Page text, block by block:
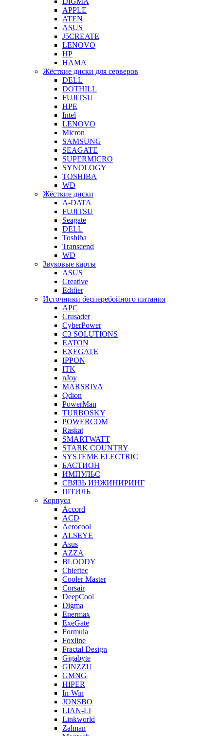
APPLE
ATEN
ASUS
J5CREATE
LENOVO
HP
HAMA
Жёсткие диски для серверов
DELL
DOTHILL
FUJITSU
HPE
Intel
LENOVO
Micron
SAMSUNG
SEAGATE
SUPERMICRO
SYNOLOGY
TOSHIBA
WD
Жёсткие диски
A-DATA
FUJITSU
Seagate
DELL
Toshiba
Transcend
WD
Звуковые карты
ASUS
Creative
Edifier
Источники бесперебойного питания
APC
Crusader
CyberPower
C3 SOLUTIONS
EATON
EXEGATE
IPPON
ITK
nJoy
MARSRIVA
Qdion
PowerMan
TURBOSKY
POWERCOM
Raskat
SMARTWATT
STARK COUNTRY
SYSTEME ELECTRIC
БАСТИОН
ИМПУЛЬС
СВЯЗЬ ИНЖИНИРИНГ
ШТИЛЬ
Корпуса
Accord
ACD
Aerocool
ALSEYE
Asus
AZZA
BLOODY
Chieftec
Cooler Master
Corsair
DeepCool
Digma
Enermax
ExeGate
Formula
Foxline
Fractal Design
Gigabyte
GINZZU
GMNG
HIPER
In-Win
JONSBO
LIAN-LI
Linkworld
Zalman